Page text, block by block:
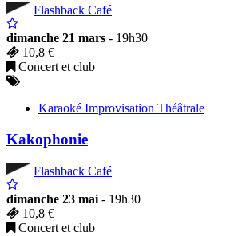
Flashback Café
dimanche 21 mars - 19h30
10,8 €
Concert et club
Karaoké Improvisation Théâtrale
Kakophonie
Flashback Café
dimanche 23 mai- 19h30
10,8 €
Concert et club